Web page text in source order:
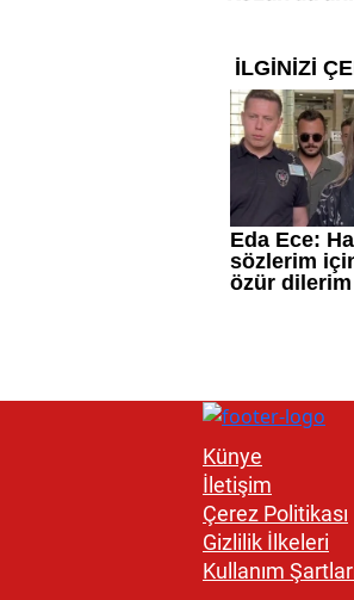
Künye
İletişim
Çerez Politikası
Gizlilik İlkeleri
Kullanım